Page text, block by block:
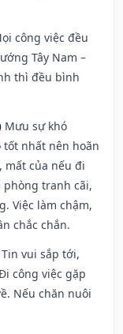
công việc đều
Tây Nam –
thì đều bình
Mưu sự khó
tốt nhất nên hoãn
mất của nếu đi
tranh cãi,
Việc làm chậm,
chắc chắn.
Tin vui sắp tới,
công việc gặp
Nếu chăn nuôi